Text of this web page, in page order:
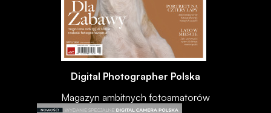
Digital Photographer Polska
Magazyn ambitnych fotoamatorów